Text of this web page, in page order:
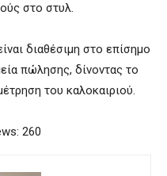
στο στυλ.
διαθέσιμη στο επίσημο
πώλησης, δίνοντας το
του καλοκαιριού.
260